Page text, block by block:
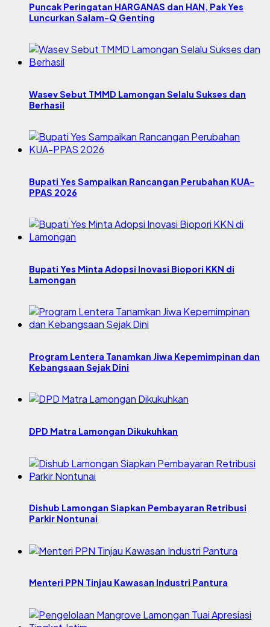
Puncak Peringatan HARGANAS dan HAN, Pak Yes
Luncurkan Salam-Q Genting
Wasev Sebut TMMD Lamongan Selalu Sukses dan
Berhasil
Bupati Yes Sampaikan Rancangan Perubahan KUA-
PPAS 2026
Bupati Yes Minta Adopsi Inovasi Biopori KKN di
Lamongan
Program Lentera Tanamkan Jiwa Kepemimpinan dan
Kebangsaan Sejak Dini
DPD Matra Lamongan Dikukuhkan
Dishub Lamongan Siapkan Pembayaran Retribusi
Parkir Nontunai
Menteri PPN Tinjau Kawasan Industri Pantura